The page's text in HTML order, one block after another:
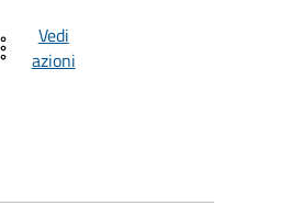
Vedi
azioni